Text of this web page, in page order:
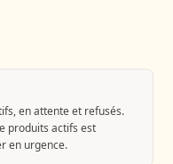
en attente et refusés.
produits actifs est
en urgence.